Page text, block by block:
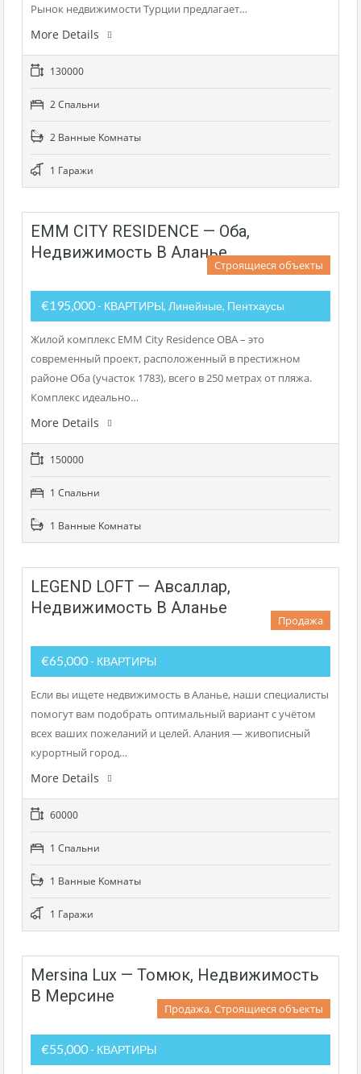
Рынок недвижимости Турции предлагает…
More Details
130000
2 Cпальни
2 Bанные Kомнаты
1 Гаражи
EMM CITY RESIDENCE — Оба,
Недвижимость В Аланье
Строящиеся объекты
€195,000 - КВАРТИРЫ, Линейные, Пентхаусы
Жилой комплекс EMM City Residence OBA – это
современный проект, расположенный в престижном
районе Оба (участок 1783), всего в 250 метрах от пляжа.
Комплекс идеально…
More Details
150000
1 Cпальни
1 Bанные Kомнаты
LEGEND LOFT — Авсаллар,
Недвижимость В Аланье
Продажа
€65,000 - КВАРТИРЫ
Если вы ищете недвижимость в Аланье, наши специалисты
помогут вам подобрать оптимальный вариант с учётом
всех ваших пожеланий и целей. Алания — живописный
курортный город…
More Details
60000
1 Cпальни
1 Bанные Kомнаты
1 Гаражи
Mersina Lux — Томюк, Недвижимость
В Мерсине
Продажа, Строящиеся объекты
€55,000 - КВАРТИРЫ